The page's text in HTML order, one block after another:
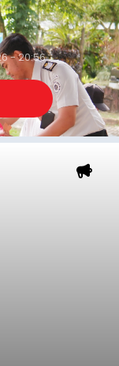
asal
Kadek
di
ke